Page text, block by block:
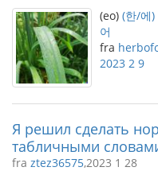
(eo) (한/에
어
fra
2023 2 9
Я решил сделать
табличными
fra ztez36575,2023 1 28